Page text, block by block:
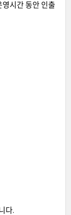
시간 동안 인출
다.